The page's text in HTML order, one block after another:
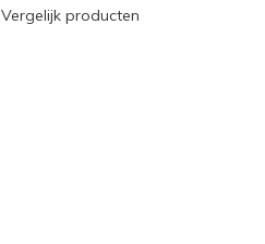
Vergelijk producten